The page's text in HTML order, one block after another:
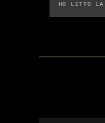
HO LETTO LA